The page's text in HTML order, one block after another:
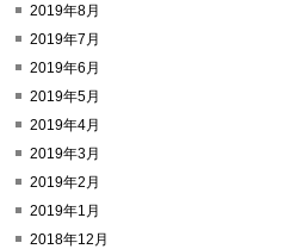
2019年8月
2019年7月
2019年6月
2019年5月
2019年4月
2019年3月
2019年2月
2019年1月
2018年12月